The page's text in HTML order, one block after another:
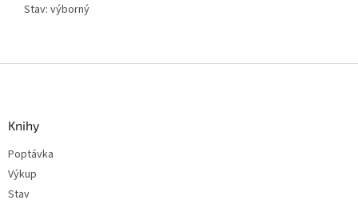
Stav: výborný
Knihy
Poptávka
Výkup
Stav